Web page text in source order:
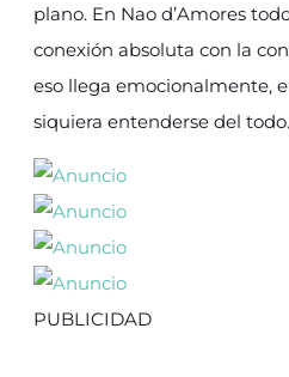
plano. En Nao d’Amores
conexión absoluta con la
eso llega emocionalmente,
siquiera entenderse del todo.
PUBLICIDAD